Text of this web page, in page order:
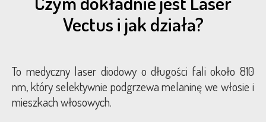
Vectus i jak działa?
To medyczny laser diodowy o długości fali około 810
nm, który selektywnie podgrzewa melaninę we włosie i
mieszkach włosowych.